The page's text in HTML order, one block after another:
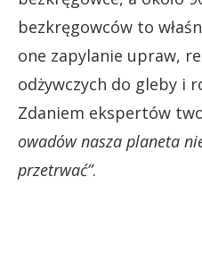
bezkręgowców to
one zapylanie upraw,
odżywczych do gleby i
Zdaniem ekspertów
owadów nasza planeta
przetrwać”.